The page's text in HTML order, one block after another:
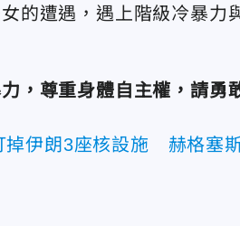
的遭遇，遇上階級冷暴力
，尊重身體自主權，請勇
掉伊朗3座核設施 赫格塞